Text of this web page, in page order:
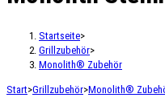
Startseite>
Grillzubehör>
Monolith® Zubehör
Start>Grillzubehör>Monolith®